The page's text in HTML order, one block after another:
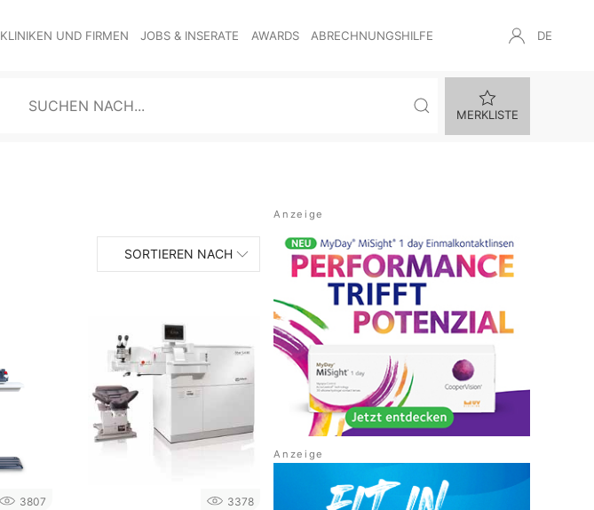
KLINIKEN UND FIRMEN JOBS & INSERATE AWARDS ABRECHNUNGSHILFE DE
MERKLISTE
SORTIEREN NACH
3807 3378